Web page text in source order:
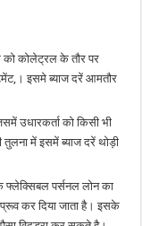
को कोलेट्रल के तौर पर
इसमे ब्याज दरें आमतौर
उधारकर्ता को किसी भी
तुलना में इसमें ब्याज दरें थोड़ी
पर्सनल लोन का
कर दिया जाता है। इसके